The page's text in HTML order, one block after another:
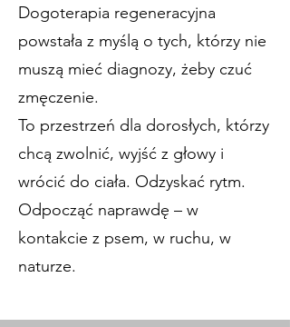
Dogoterapia regeneracyjna
powstała z myślą o tych, którzy nie
muszą mieć diagnozy, żeby czuć
zmęczenie.
To przestrzeń dla dorosłych, którzy
chcą zwolnić, wyjść z głowy i
wrócić do ciała. Odzyskać rytm.
Odpocząć naprawdę – w
kontakcie z psem, w ruchu, w
naturze.